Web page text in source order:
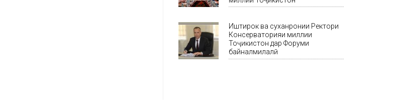
Иштирок ва суханронии Ректори
Консерваторияи миллии
Тоҷикистон дар Форуми
байналмилалӣ